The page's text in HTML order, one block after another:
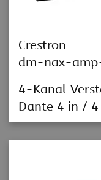
Crestron
dm-nax-
4-Kanal
Dante 4 in / 4